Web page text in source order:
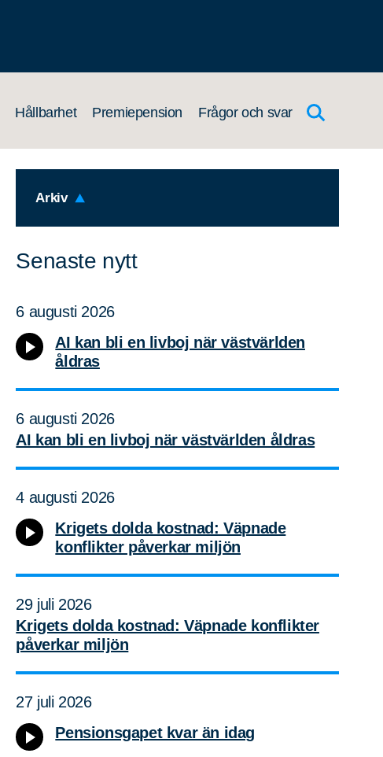
Hållbarhet Premiepension Frågor och svar
Arkiv
Senaste nytt
6 augusti 2026
AI kan bli en livboj när västvärlden
åldras
6 augusti 2026
AI kan bli en livboj när västvärlden åldras
4 augusti 2026
Krigets dolda kostnad: Väpnade
konflikter påverkar miljön
29 juli 2026
Krigets dolda kostnad: Väpnade konflikter
påverkar miljön
27 juli 2026
Pensionsgapet kvar än idag